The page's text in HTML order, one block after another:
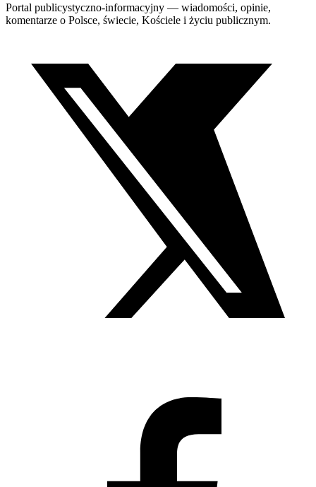
Portal publicystyczno-informacyjny — wiadomości, opinie,
komentarze o Polsce, świecie, Kościele i życiu publicznym.